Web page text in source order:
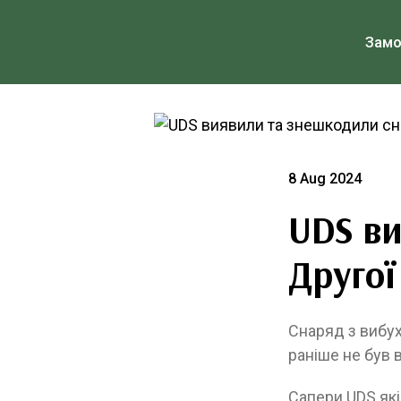
8 Aug 2024
UDS
Снаряд з
раніше не був
Сапери UDS